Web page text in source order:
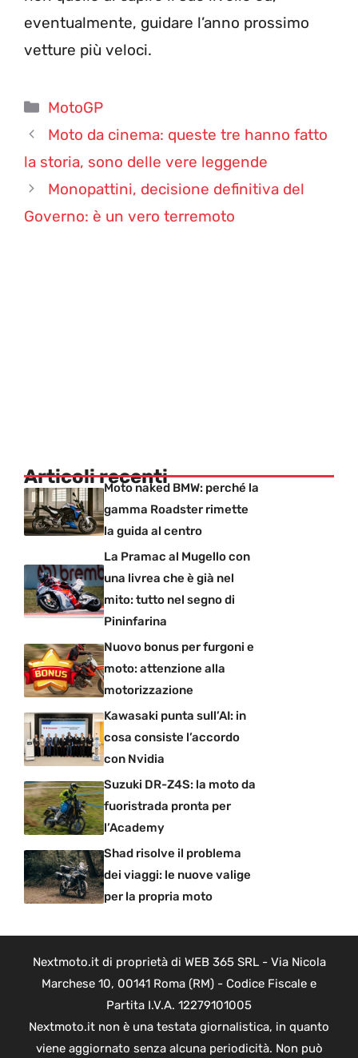
eventualmente, guidare l’anno prossimo
vetture più veloci.
Categorie
MotoGP
Moto da cinema: queste tre hanno fatto
la storia, sono delle vere leggende
Monopattini, decisione definitiva del
Governo: è un vero terremoto
Articoli recentiMoto naked BMW: perché la
gamma Roadster rimette
la guida al centro
La Pramac al Mugello con
una livrea che è già nel
mito: tutto nel segno di
Pininfarina
Nuovo bonus per furgoni e
moto: attenzione alla
motorizzazione
Kawasaki punta sull’AI: in
cosa consiste l’accordo
con Nvidia
Suzuki DR-Z4S: la moto da
fuoristrada pronta per
l’Academy
Shad risolve il problema
dei viaggi: le nuove valige
per la propria moto
Nextmoto.it di proprietà di WEB 365 SRL - Via Nicola
Marchese 10, 00141 Roma (RM) - Codice Fiscale e
Partita I.V.A. 12279101005
Nextmoto.it non è una testata giornalistica, in quanto
viene aggiornato senza alcuna periodicità. Non può